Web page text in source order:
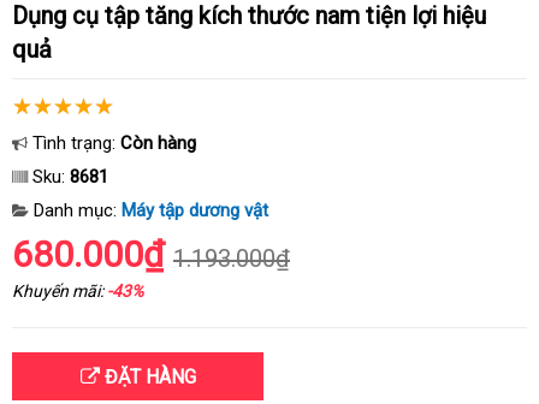
Dụng cụ tập tăng kích thước nam tiện lợi hiệu
quả
Tình trạng: Còn hàng
Sku: 8681
Danh mục: Máy tập dương vật
680.000₫ 1.193.000₫
Khuyến mãi:-43%
ĐẶT HÀNG